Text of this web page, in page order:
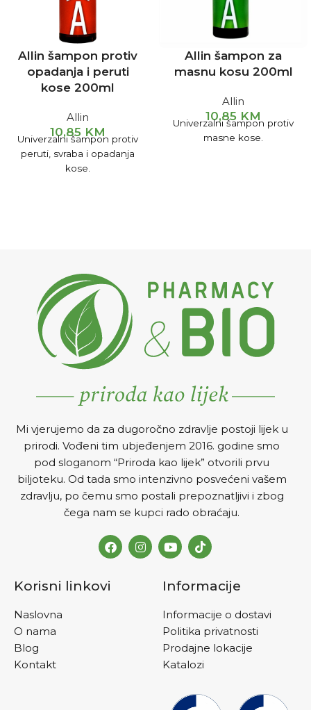
Allin šampon protiv
opadanja i peruti
kose 200ml
Allin
10,85 KM
Univerzalni šampon protiv
peruti, svraba i opadanja
kose.
Allin šampon za
masnu kosu 200ml
Allin
10,85 KM
Univerzalni šampon protiv
masne kose.
Mi vjerujemo da za dugoročno zdravlje postoji lijek u
prirodi. Vođeni tim ubjeđenjem 2016. godine smo
pod sloganom “Priroda kao lijek” otvorili prvu
biljoteku. Od tada smo intenzivno posvećeni vašem
zdravlju, po čemu smo postali prepoznatljivi i zbog
čega nam se kupci rado obraćaju.
Korisni linkovi
Naslovna
O nama
Blog
Kontakt
Informacije
Informacije o dostavi
Politika privatnosti
Prodajne lokacije
Katalozi